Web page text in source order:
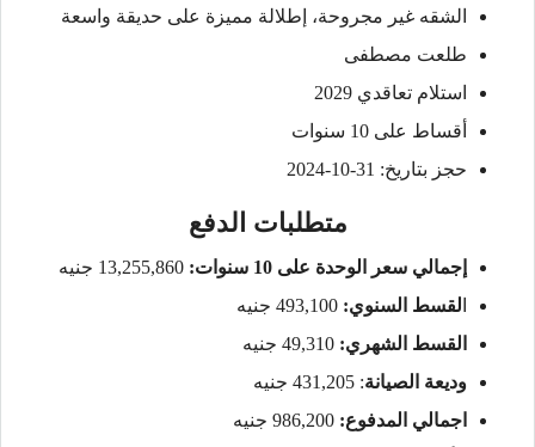
الشقه غير مجروحة، إطلالة مميزة على حديقة واسعة
طلعت مصطفى
استلام تعاقدي 2029
أقساط على 10 سنوات
حجز بتاريخ: 31-10-2024
متطلبات الدفع
إجمالي سعر الوحدة على 10 سنوات:
لقسط السنوي:
القسط الشهري:
وديعة الصيانة: 431,205 جنيه
اجمالي المدفوع: